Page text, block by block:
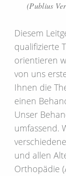
(Publius
Diesem
qualifizierte
orientieren
von uns
Ihnen die
einen
Unser
umfassend.
und allen
Orthopädie